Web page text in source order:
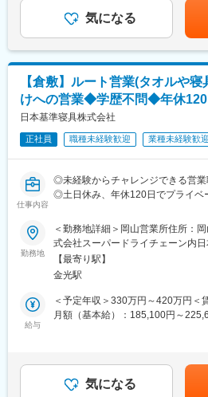
土日祝休み・年間休日122日。育児
奨励金制度など、社員の働きやす
■想定されるキャリアパス
開発企画職での経験を経て、マネ
多様なキャリア形成が可能です。
■企業の特徴/魅力
地域に根ざした医療・福祉サービス
すい制度が充実。現場と経営層の
変更の範囲：会社の定める業務
■当社について：
保険薬局だけでなく、有料老人ホ
ルディングスのグループ企業でも
働くことができます。
また、当社は次世代の薬局のある
から在宅医療に取り組んでおり、今
ジネスとして十分な準備ができてい
■やりがいは地域貢献：
地元に根づいた薬局を運営してい
利用をいただいている環境です。
通じ、「ありがとう」の言葉をも
■ライフステージの変化があっても
・当社の社員が転職活動をしなく
から、様々な福利厚生や待遇をご用
りました。
回（6月）■賞与：年2回（7月／12
り3月に支給）■研修認定薬剤師手
目安の金額であり、選考を通じて上
給(月額)は固定手当を含めた表記で
気になる
【倉敷】ルート営業(タオルや
けへの営業◆学歴不問◆年休120
日本基準寝具株式会社
正社員 職種未経験歓迎 業種未経験歓迎
仕事内容
◎未経験からチャレンジできる営業
◎土日休み、年休120日でプライベ
■仕事内容
病院や医療福祉施設、ホテル等の
（タオルやシーツ）等のルート営
具体的には…
・得意先への訪問や打合せ
・見積書の作成、納期の調整
・営業先：病院や介護施設、ホテ
・製品：シーツやパジャマ等のリ
勤務地
＜勤務地詳細＞岡山営業所住所：
式会社スーパードライチェーン内
寄駅：外浜（バス停）駅受動喫煙
変更の範囲：会社の定める事業所
【最寄り駅】
金光駅
給与
＜予定年収＞330万円～420万円＜
月額（基本給）：185,100円～
昇給：年1回(4月)■賞与：年2回(7
賃金はあくまでも目安の金額であ
気になる